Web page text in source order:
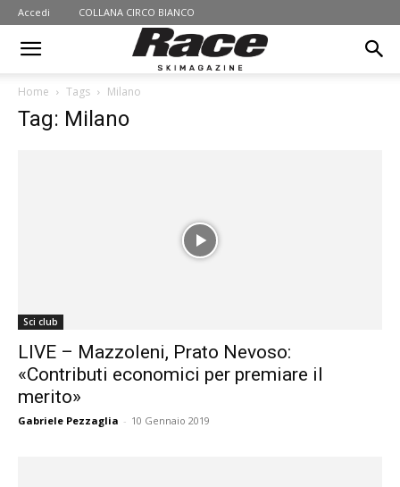
Accedi COLLANA CIRCO BIANCO
Home Tags Milano
Tag: Milano
Sci club
LIVE – Mazzoleni, Prato Nevoso:
«Contributi economici per premiare il
merito»
Gabriele Pezzaglia - 10 Gennaio 2019